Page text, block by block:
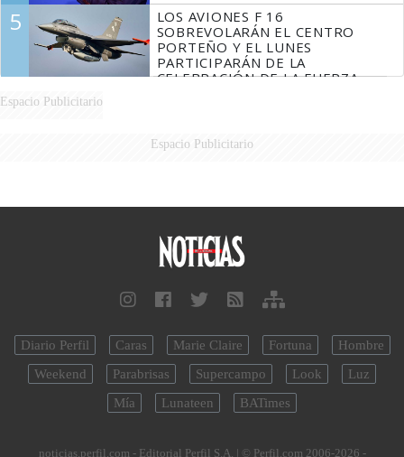
5
LOS AVIONES F 16
SOBREVOLARÁN EL CENTRO
PORTEÑO Y EL LUNES
PARTICIPARÁN DE LA
CELEBRACIÓN DE LA FUERZA
Espacio Publicitario
Espacio Publicitario
Diario Perfil Caras Marie Claire Fortuna
Hombre
Weekend
Parabrisas Supercampo Look
Luz
Mía
Lunateen BATimes
noticias.perfil.com - Editorial Perfil S.A. | © Perfil.com 2006-2026 -